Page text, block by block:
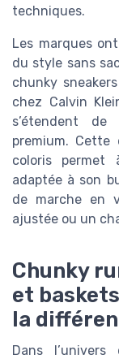
techniques.
Les marques
du style sans
chunky
chez Calvin
s’étendent de
premium.
coloris permet
adaptée à son
de marche en
ajustée ou un
Chunky
et
la
Dans